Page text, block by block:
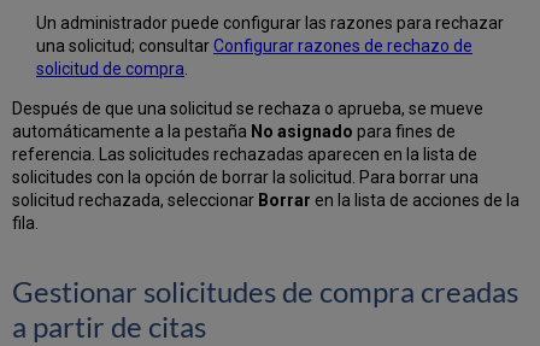
Un administrador puede configurar las razones para rechazar
una solicitud; consultarConfigurar razones de rechazo de
solicitud de compra.
Después de que una solicitud se rechaza o aprueba, se mueve
automáticamente a la pestaña No asignado para fines de
referencia. Las solicitudes rechazadas aparecen en la lista de
solicitudes con la opción de borrar la solicitud. Para borrar una
solicitud rechazada, seleccionar Borrar en la lista de acciones de la
fila.
Gestionar solicitudes de compra creadas
a partir de citas